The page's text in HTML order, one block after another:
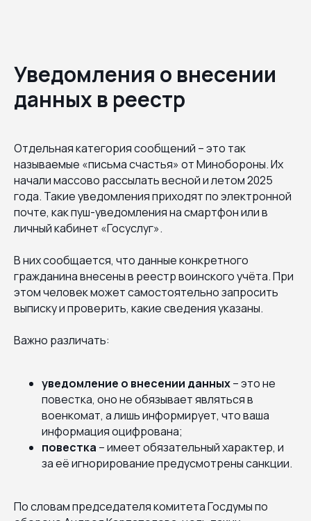
Уведомления о внесении
данных в реестр
Отдельная категория сообщений – это так
называемые «письма счастья» от Минобороны. Их
начали массово рассылать весной и летом 2025
года. Такие уведомления приходят по электронной
почте, как пуш-уведомления на смартфон или в
личный кабинет «Госуслуг».
В них сообщается, что данные конкретного
гражданина внесены в реестр воинского учёта. При
этом человек может самостоятельно запросить
выписку и проверить, какие сведения указаны.
Важно различать:
уведомление о внесении данных– это не
повестка, оно не обязывает являться в
военкомат, а лишь информирует, что ваша
информация оцифрована;
повестка – имеет обязательный характер, и
за её игнорирование предусмотрены санкции.
По словам председателя комитета Госдумы по